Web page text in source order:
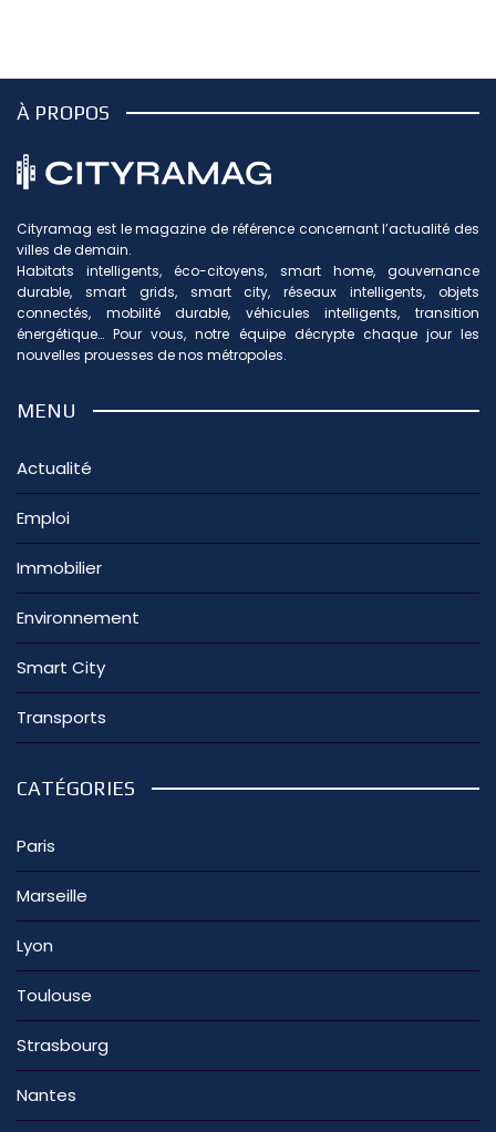
À PROPOS
Cityramag est le magazine de référence concernant l’actualité des
villes de demain.
Habitats intelligents, éco-citoyens, smart home, gouvernance
durable, smart grids, smart city, réseaux intelligents, objets
connectés, mobilité durable, véhicules intelligents, transition
énergétique… Pour vous, notre équipe décrypte chaque jour les
nouvelles prouesses de nos métropoles.
MENU
Actualité
Emploi
Immobilier
Environnement
Smart City
Transports
CATÉGORIES
Paris
Marseille
Lyon
Toulouse
Strasbourg
Nantes